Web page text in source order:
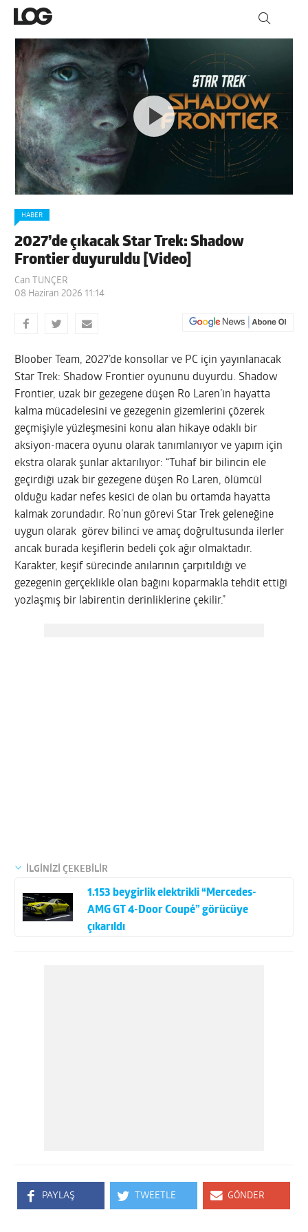
HABER
2027’de çıkacak Star Trek: Shadow
Frontier duyuruldu [Video]
Can TUNÇER
08 Haziran 2026 11:14
Bloober Team, 2027’de konsollar ve PC için yayınlanacak
Star Trek: Shadow Frontier oyununu duyurdu. Shadow
Frontier, uzak bir gezegene düşen Ro Laren’in hayatta
kalma mücadelesini ve gezegenin gizemlerini çözerek
geçmişiyle yüzleşmesini konu alan hikaye odaklı bir
aksiyon-macera oyunu olarak tanımlanıyor ve yapım için
ekstra olarak şunlar aktarılıyor: “Tuhaf bir bilincin ele
geçirdiği uzak bir gezegene düşen Ro Laren, ölümcül
olduğu kadar nefes kesici de olan bu ortamda hayatta
kalmak zorundadır. Ro’nun görevi Star Trek geleneğine
uygun olarak görev bilinci ve amaç doğrultusunda ilerler
ancak burada keşiflerin bedeli çok ağır olmaktadır.
Karakter, keşif sürecinde anılarının çarpıtıldığı ve
gezegenin gerçeklikle olan bağını koparmakla tehdit ettiği
yozlaşmış bir labirentin derinliklerine çekilir.”
İLGİNİZİ ÇEKEBİLİR
1.153 beygirlik elektrikli “Mercedes-
AMG GT 4-Door Coupé” görücüye
çıkarıldı
PAYLAŞ TWEETLE GÖNDER